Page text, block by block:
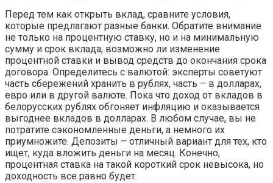
Перед тем как открыть вклад, сравните условия,
которые предлагают разные банки. Обратите внимание
не только на процентную ставку, но и на минимальную
сумму и срок вклада, возможно ли изменение
процентной ставки и вывод средств до окончания срока
договора. Определитесь с валютой: эксперты советуют
часть сбережений хранить в рублях, часть – в долларах,
евро или в другой валюте. Пока что доход от вкладов в
белорусских рублях обгоняет инфляцию и оказывается
выгоднее вкладов в долларах. В любом случае, вы не
потратите сэкономленные деньги, а немного их
приумножите. Депозиты – отличный вариант для тех, кто
ищет, куда вложить деньги на месяц. Конечно,
процентная ставка на такой короткий срок невысока, но
доходность все равно будет.